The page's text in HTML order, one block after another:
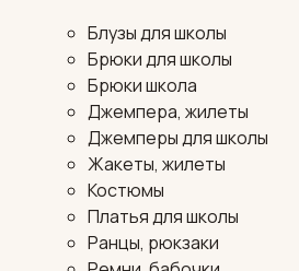
Блузы для школы
Брюки для школы
Брюки школа
Джемпера, жилеты
Джемперы для школы
Жакеты, жилеты
Костюмы
Платья для школы
Ранцы, рюкзаки